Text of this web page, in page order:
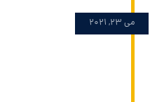
می 23, 2021